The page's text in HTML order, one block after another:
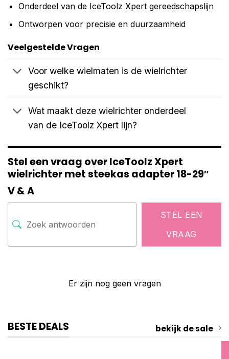
Onderdeel van de IceToolz Xpert gereedschapslijn
Ontworpen voor precisie en duurzaamheid
Veelgestelde Vragen
Voor welke wielmaten is de wielrichter
geschikt?
Wat maakt deze wielrichter onderdeel
van de IceToolz Xpert lijn?
Stel een vraag over IceToolz Xpert
wielrichter met steekas adapter 18-29″
V & A
STEL EEN
VRAAG
Er zijn nog geen vragen
BESTE DEALS bekijk de sale